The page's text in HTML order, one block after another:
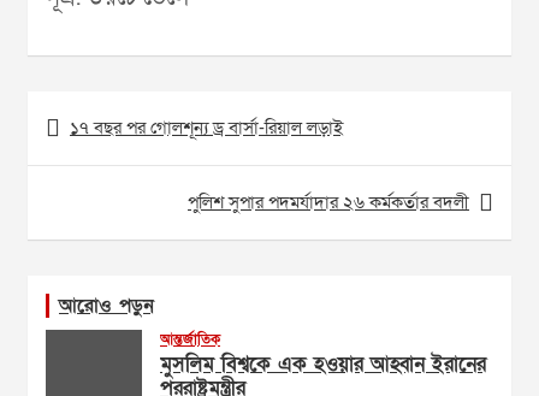
Post
navigation
১৭ বছর পর গোলশূন্য ড্র বার্সা-রিয়াল লড়াই
পুলিশ সুপার পদমর্যাদার ২৬ কর্মকর্তার বদলী
আরোও পড়ুন
আন্তর্জাতিক
মুসলিম বিশ্বকে এক হওয়ার আহ্বান ইরানের
পররাষ্ট্রমন্ত্রীর